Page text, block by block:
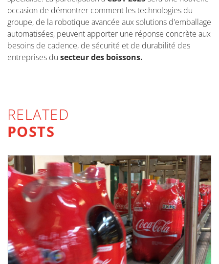
occasion de démontrer comment les technologies du
groupe, de la robotique avancée aux solutions d'emballage
automatisées, peuvent apporter une réponse concrète aux
besoins de cadence, de sécurité et de durabilité des
entreprises du secteur des boissons.
RELATED
POSTS